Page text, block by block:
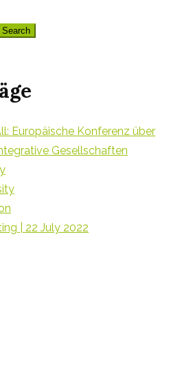
Europäische Konferenz über
Gesellschaften
| 22 July 2022